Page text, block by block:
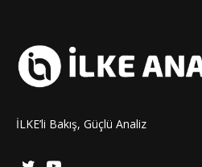
İLKE’li Bakış, Güçlü Analiz